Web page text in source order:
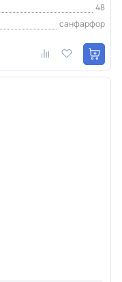
48
санфарфор